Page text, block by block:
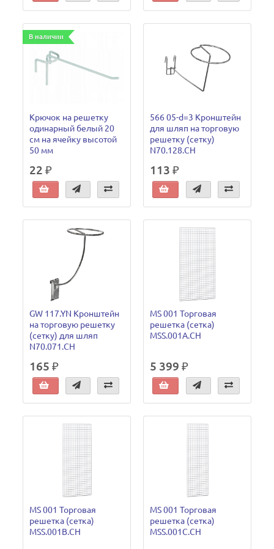
В наличии
Крючок на решетку
одинарный белый 20
см на ячейку высотой
50 мм
22 ₽
566 05-d=3 Кронштейн
для шляп на торговую
решетку (сетку)
N70.128.CH
113 ₽
GW 117.YN Кронштейн
на торговую решетку
(сетку) для шляп
N70.071.CH
165 ₽
MS 001 Торговая
решетка (сетка)
MSS.001A.CH
5 399 ₽
MS 001 Торговая
решетка (сетка)
MSS.001B.CH
MS 001 Торговая
решетка (сетка)
MSS.001C.CH